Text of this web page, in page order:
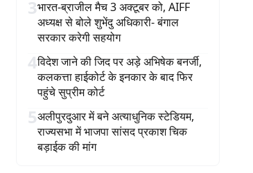
3भारत-ब्राजील मैच 3 अक्टूबर को, AIFF
अध्यक्ष से बोले शुभेंदु अधिकारी- बंगाल
सरकार करेगी सहयोग
4विदेश जाने की जिद पर अड़े अभिषेक बनर्जी,
कलकत्ता हाईकोर्ट के इनकार के बाद फिर
पहुंचे सुप्रीम कोर्ट
5अलीपुरदुआर में बने अत्याधुनिक स्टेडियम,
राज्यसभा में भाजपा सांसद प्रकाश चिक
बड़ाईक की मांग